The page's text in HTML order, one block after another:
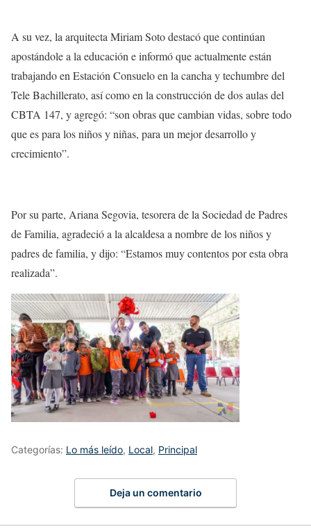
A su vez, la arquitecta Miriam Soto destacó que continúan
apostándole a la educación e informó que actualmente están
trabajando en Estación Consuelo en la cancha y techumbre del
Tele Bachillerato, así como en la construcción de dos aulas del
CBTA 147, y agregó: “son obras que cambian vidas, sobre todo
que es para los niños y niñas, para un mejor desarrollo y
crecimiento”.
Por su parte, Ariana Segovia, tesorera de la Sociedad de Padres
de Familia, agradeció a la alcaldesa a nombre de los niños y
padres de familia, y dijo: “Estamos muy contentos por esta obra
realizada”.
Categorías: Lo más leído, Local, Principal
Deja un comentario